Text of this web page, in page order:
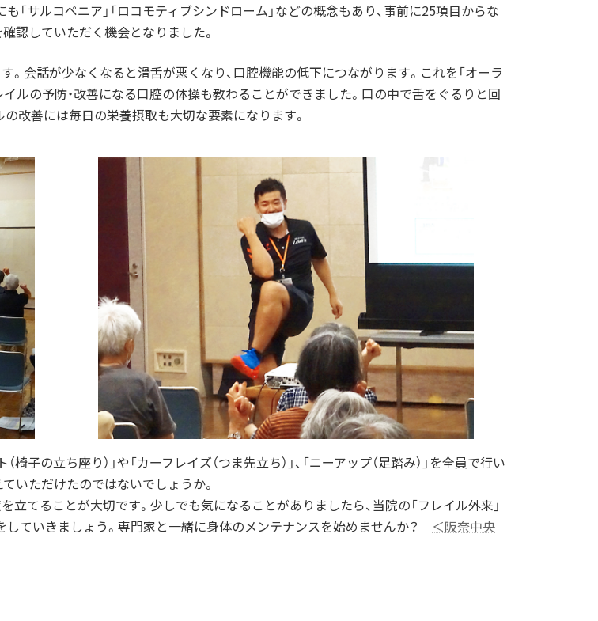
「サルコペニア」「ロコモティブシンドローム」などの概念もあり、事前に25項目からな
認していただく機会となりました。
会話が少なくなると滑舌が悪くなり、口腔機能の低下につながります。これを「オーラ
ルの予防・改善になる口腔の体操も教わることができました。口の中で舌をぐるりと回
改善には毎日の栄養摂取も大切な要素になります。
の立ち座り）」や「カーフレイズ（つま先立ち）」、「ニーアップ（足踏み）」を全員で行い
いただけたのではないでしょうか。
てることが大切です。少しでも気になることがありましたら、当院の「フレイル外来」
していきましょう。専門家と一緒に身体のメンテナンスを始めませんか？ ＜阪奈中央